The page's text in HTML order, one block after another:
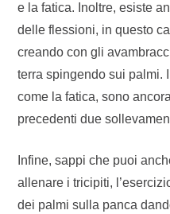
e la fatica. Inoltre, esiste
delle flessioni, in questo
creando con gli
terra spingendo sui palmi.
come la fatica, sono
precedenti due
Infine, sappi che puoi
allenare i tricipiti,
dei palmi sulla panca